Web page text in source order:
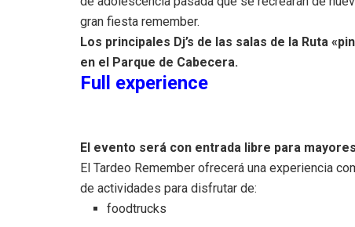
gran fiesta remember.
Los principales Dj’s de las salas de la Ruta
en el Parque de Cabecera.
Full experience
El evento será con entrada libre para
El Tardeo Remember ofrecerá una experiencia
de actividades para disfrutar de:
foodtrucks